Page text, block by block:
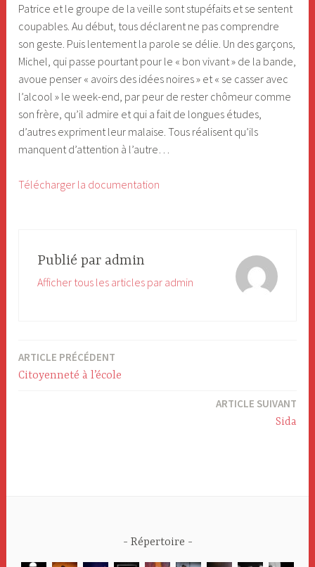
Patrice et le groupe de la veille sont stupéfaits et se sentent
coupables. Au début, tous déclarent ne pas comprendre
son geste. Puis lentement la parole se délie. Un des garçons,
Michel, qui passe pourtant pour le « bon vivant » de la bande,
avoue penser « avoirs des idées noires » et « se casser avec
l’alcool » le week-end, par peur de rester chômeur comme
son frère, qu’il admire et qui a fait de longues études,
d’autres expriment leur malaise. Tous réalisent qu’ils
manquent d’attention à l’autre…
Télécharger la documentation
Publié par admin
Afficher tous les articles par admin
Navigation
ARTICLE PRÉCÉDENT
Citoyenneté à l’école
ARTICLE SUIVANT
Sida
Répertoire